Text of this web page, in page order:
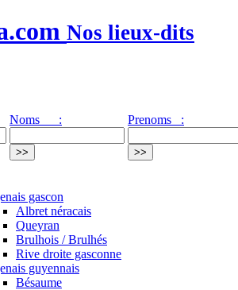
Nos lieux-dits
Noms : Prenoms :
gascon
Albret néracais
Queyran
Brulhois / Brulhés
Rive droite gasconne
guyennais
Bésaume